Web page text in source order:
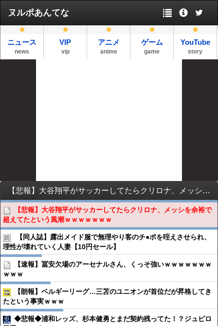
ヌルポあんてな
ニュース
news
VIP
vip
アニメ
anime
ゲーム
game
YouTube
story
【悲報】大谷翔平がサッカーしてたらクリロナ、メッシを余裕で超えてたという風潮ｗｗｗｗｗｗｗ
【悲報】大谷翔平がサッカーしてたらクリロナ、メッシを余裕で
超えてたという風潮ｗｗｗｗｗｗｗ
【同人誌】露出メイド服で無理やり客のチ●︎ポを咥えさせられ、
理性が壊れていく人妻【10円セール】
【速報】冨安欠場のアーセナルさん、くっそ強いｗｗｗｗｗｗｗ
ｗｗｗ
【朗報】ベルギーリーグ…三苫のユニオンが首位だが昇格してき
たという事実ｗｗｗ
◆悲報◆浦和レッズ、杉本健勇とまだ契約残ってた！？ジュビロ